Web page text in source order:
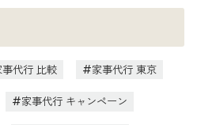
事代行 比較 家事代行 東京
家事代行 キャンペーン